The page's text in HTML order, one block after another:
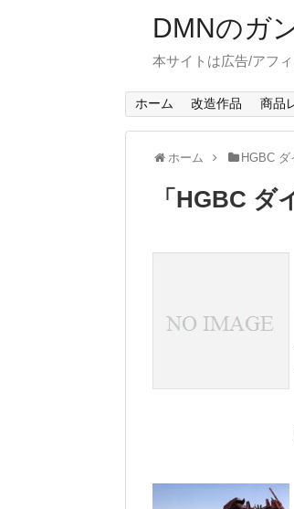
DMNのガ
本サイトは広告/アフ
ホーム 改造作品 商品
ホーム HGBC ダ
「 HGBC ダ